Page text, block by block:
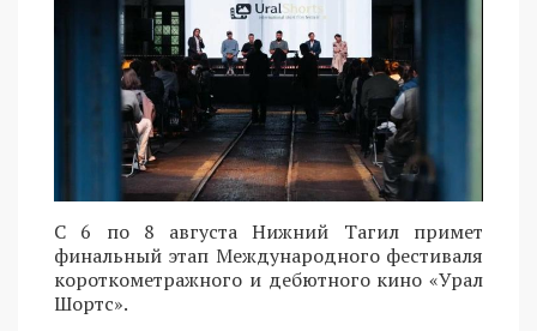
С 6 по 8 августа Нижний Тагил примет
финальный этап Международного фестиваля
короткометражного и дебютного кино «Урал
Шортс».